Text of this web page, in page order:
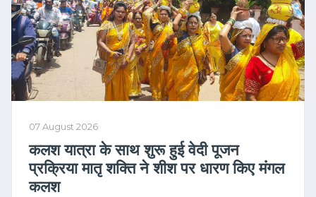
07 August 2026
कलश यात्रा के साथ शुरू हुई वेदी पूजन
प्रक्रिया मातृ शक्ति ने शीश पर धारण किए मंगल
कलश